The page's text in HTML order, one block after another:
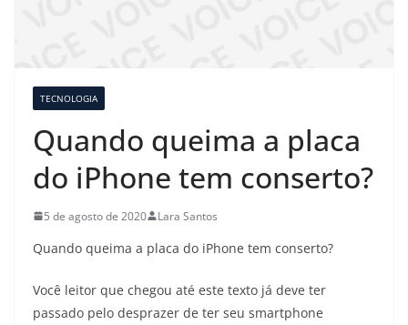
TECNOLOGIA
Quando queima a placa
do iPhone tem conserto?
5 de agosto de 2020 Lara Santos
Quando queima a placa do iPhone tem conserto?
Você leitor que chegou até este texto já deve ter
passado pelo desprazer de ter seu smartphone